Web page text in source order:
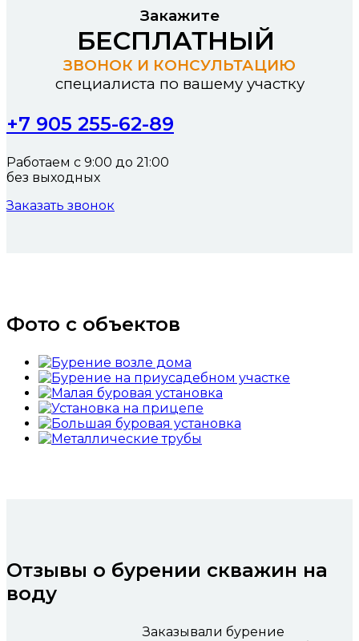
Закажите
БЕСПЛАТНЫЙ
ЗВОНОК И КОНСУЛЬТАЦИЮ
специалиста по вашему участку
+7 905 255-62-89
Работаем с 9:00 до 21:00
без выходных
Заказать звонок
Фото с объектов
Отзывы о бурении скважин на
воду
Заказывали бурение